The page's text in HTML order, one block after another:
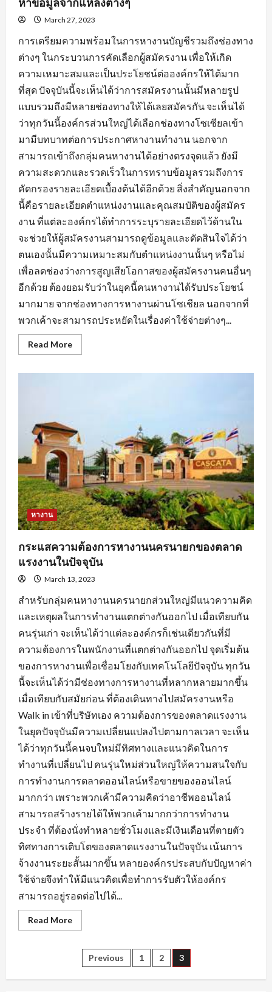
คน
เพื่อ
ให้การ
งาน
ไป
ดี
March 27, 2023
การเตรียมความพร้อมในการหางานบัญชีรวมถึงช่องทาง
ต่างๆ ในกระบวนการคัดเลือกผู้สมัครงาน เพื่อให้เกิด
ความเหมาะสมและเป็นประโยชน์ต่อองค์กรให้ได้มาก
ที่สุด ปัจจุบันนี้จะเห็นได้ว่าการสมัครงานนั้นมีหลายรูป
แบบรวมถึงมีหลายช่องทางให้ได้เลยสมัครกัน จะเห็นได้
ว่าทุกวันนี้องค์กรส่วนใหญ่ได้เลือกช่องทางโซเซียลเข้า
มามีบทบาทต่อการประกาศหางานทำงาน นอกจาก
สามารถเข้าถึงกลุ่มคนหางานได้อย่างตรงจุดแล้ว ยังมี
ความสะดวกและรวดเร็วในการทราบข้อมูลรวมถึงการ
คัดกรองรายละเอียดเบื้องต้นได้อีกด้วย สิ่งสำคัญนอกจาก
นี้คือรายละเอียดตำแหน่งงานและคุณสมบัติของผู้สมัคร
งาน ที่แต่ละองค์กรได้ทำการระบุรายละเอียดไว้ด้านใน
จะช่วยให้ผู้สมัครงานสามารถดูข้อมูลและตัดสินใจได้ว่า
ตนเองนั้นมีความเหมาะสมกับตำแหน่งงานนั้นๆ หรือไม่
เพื่อลดช่องว่างการสูญเสียโอกาสของผู้สมัครงานคนอื่นๆ
อีกด้วย ต้องยอมรับว่าในยุคนี้คนหางานได้รับประโยชน์
มากมาย จากช่องทางการหางานผ่านโซเชียล นอกจากที่
พวกเค้าจะสามารถประหยัดในเรื่องค่าใช้จ่ายต่างๆ...
Read MoreRead
more
หา
งาน
บัญชี
ตลอด
จน
การ
หา
ข้อมูล
จาก
แหล่ง
ต่างๆ
หางาน
กระแสความต้องการหางานนครนายกของตลาด
แรงงานในปัจจุบัน
March 13, 2023
สำหรับกลุ่มคนหางานนครนายกส่วนใหญ่มีแนวความคิด
และเหตุผลในการทำงานแตกต่างกันออกไป เมื่อเทียบกัน
คนรุ่นเก่า จะเห็นได้ว่าแต่ละองค์กรก็เช่นเดียวกันที่มี
ความต้องการในพนักงานที่แตกต่างกันออกไป จุดเริ่มต้น
ของการหางานเพื่อเชื่อมโยงกับเทคโนโลยีปัจจุบัน ทุกวัน
นี้จะเห็นได้ว่ามีช่องทางการหางานที่หลากหลายมากขึ้น
เมื่อเทียบกับสมัยก่อน ที่ต้องเดินทางไปสมัครงานหรือ
Walk in เข้าที่บริษัทเอง ความต้องการของตลาดแรงงาน
ในยุคปัจจุบันมีความเปลี่ยนแปลงไปตามกาลเวลา จะเห็น
ได้ว่าทุกวันนี้คนจบใหม่มีทิศทางและแนวคิดในการ
ทำงานที่เปลี่ยนไป คนรุ่นใหม่ส่วนใหญ่ให้ความสนใจกับ
การทำงานการตลาดออนไลน์หรือขายของออนไลน์
มากกว่า เพราะพวกเค้ามีความคิดว่าอาชีพออนไลน์
สามารถสร้างรายได้ให้พวกเค้ามากกว่าการทำงาน
ประจำ ที่ต้องนั่งทำหลายชั่วโมงและมีเงินเดือนที่ตายตัว
ทิศทางการเติบโตของตลาดแรงงานในปัจจุบัน เน้นการ
จ้างงานระยะสั้นมากขึ้น หลายองค์กรประสบกับปัญหาค่า
ใช้จ่ายจึงทำให้มีแนวคิดเพื่อทำการรับตัวให้องค์กร
สามารถอยู่รอดต่อไปได้...
Read MoreRead
more
ความ
ต้องการ
งาน
Posts
pagination
Previous 1 2 3